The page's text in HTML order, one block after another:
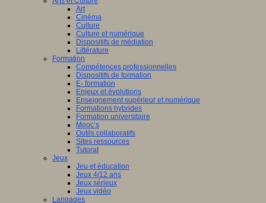
Art
Cinéma
Culture
Culture et numérique
Dispositifs de médiation
Littérature
Formation
Compétences professionnelles
Dispositifs de formation
E- formation
Enjeux et évolutions
Enseignement supérieur et numérique
Formations hybrides
Formation universitaire
Mooc’s
Outils collaboratifs
Sites ressources
Tutorat
Jeux
Jeu et éducation
Jeux 4/12 ans
Jeux sérieux
Jeux vidéo
Langages